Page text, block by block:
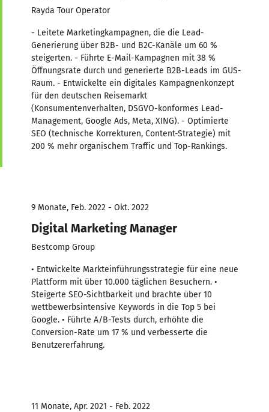
Rayda Tour Operator
- Leitete Marketingkampagnen, die die Lead-
Generierung über B2B- und B2C-Kanäle um 60 %
steigerten. - Führte E-Mail-Kampagnen mit 38 %
Öffnungsrate durch und generierte B2B-Leads im GUS-
Raum. - Entwickelte ein digitales Kampagnenkonzept
für den deutschen Reisemarkt
(Konsumentenverhalten, DSGVO-konformes Lead-
Management, Google Ads, Meta, XING). - Optimierte
SEO (technische Korrekturen, Content-Strategie) mit
200 % mehr organischem Traffic und Top-Rankings.
9 Monate, Feb. 2022 - Okt. 2022
Digital Marketing Manager
Bestcomp Group
• Entwickelte Markteinführungsstrategie für eine neue
Plattform mit über 10.000 täglichen Besuchern. •
Steigerte SEO-Sichtbarkeit und brachte über 10
wettbewerbsintensive Keywords in die Top 5 bei
Google. • Führte A/B-Tests durch, erhöhte die
Conversion-Rate um 17 % und verbesserte die
Benutzererfahrung.
11 Monate, Apr. 2021 - Feb. 2022